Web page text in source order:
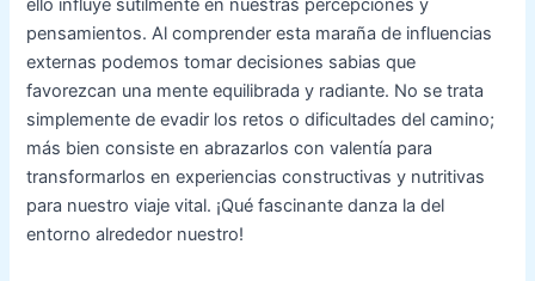
ello influye sutilmente en nuestras percepciones y
pensamientos. Al comprender esta maraña de influencias
externas podemos tomar decisiones sabias que
favorezcan una mente equilibrada y radiante. No se trata
simplemente de evadir los retos o dificultades del camino;
más bien consiste en abrazarlos con valentía para
transformarlos en experiencias constructivas y nutritivas
para nuestro viaje vital. ¡Qué fascinante danza la del
entorno alrededor nuestro!